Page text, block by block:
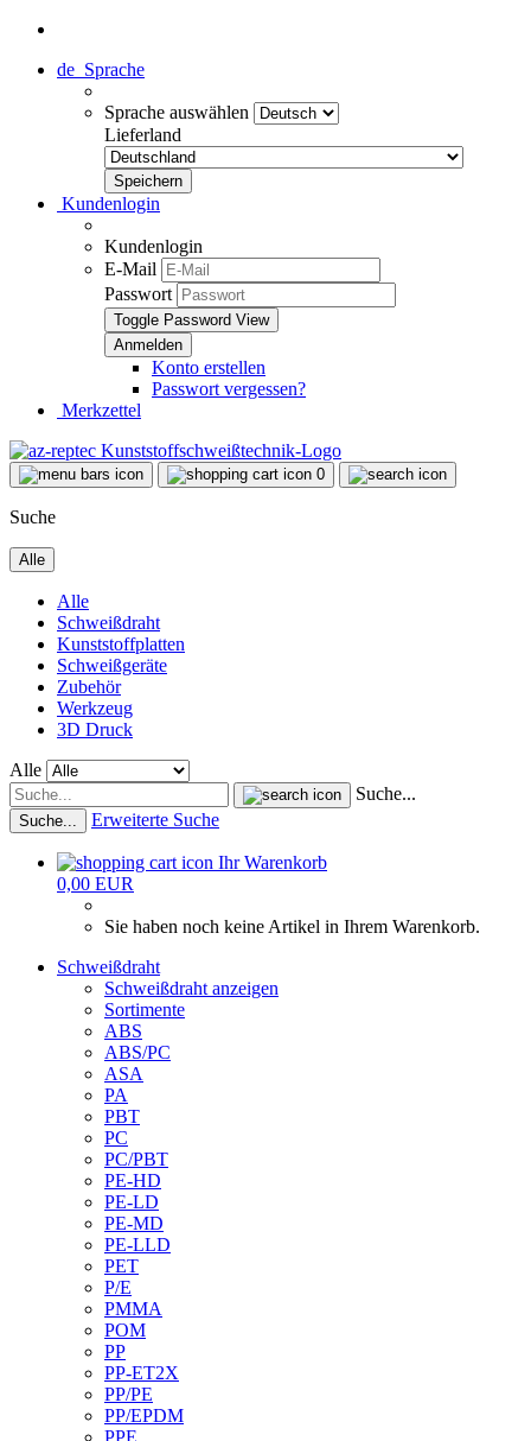
de Sprache
Sprache auswählen
Lieferland
Kundenlogin
Kundenlogin
E-Mail
Passwort
Toggle Password View
Konto erstellen
Passwort vergessen?
Merkzettel
0
Suche
Alle
Alle
Schweißdraht
Kunststoffplatten
Schweißgeräte
Zubehör
Werkzeug
3D Druck
Alle
Suche...
Suche... Erweiterte Suche
Ihr Warenkorb
0,00 EUR
Sie haben noch keine Artikel in Ihrem Warenkorb.
Schweißdraht
Schweißdraht anzeigen
Sortimente
ABS
ABS/PC
ASA
PA
PBT
PC
PC/PBT
PE-HD
PE-LD
PE-MD
PE-LLD
PET
P/E
PMMA
POM
PP
PP-ET2X
PP/PE
PP/EPDM
PPE